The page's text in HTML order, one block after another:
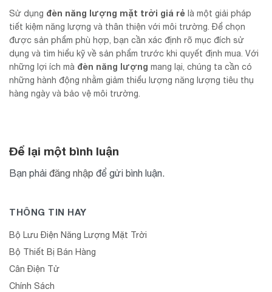
Sử dụng đèn năng lượng mặt trời giá rẻ là một giải pháp
tiết kiệm năng lượng và thân thiện với môi trường. Để chọn
được sản phẩm phù hợp, bạn cần xác định rõ mục đích sử
dụng và tìm hiểu kỹ về sản phẩm trước khi quyết định mua. Với
những lợi ích mà đèn năng lượng mang lại, chúng ta cần có
những hành động nhằm giảm thiểu lượng năng lượng tiêu thụ
hàng ngày và bảo vệ môi trường.
Để lại một bình luận
Bạn phải đăng nhập để gửi bình luận.
THÔNG TIN HAY
Bộ Lưu Điện Năng Lượng Mặt Trời
Bộ Thiết Bị Bán Hàng
Cân Điện Tử
Chính Sách